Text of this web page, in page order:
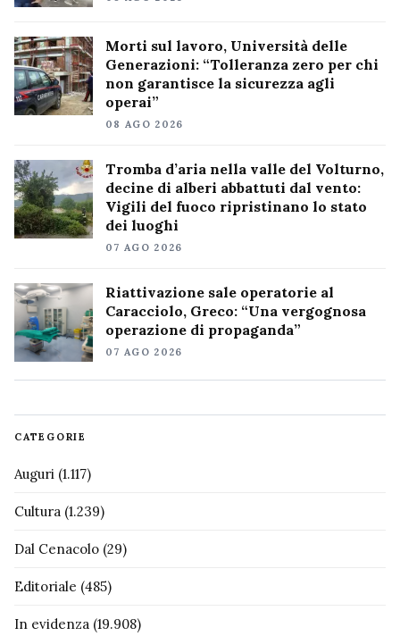
Morti sul lavoro, Università delle
Generazioni: “Tolleranza zero per chi
non garantisce la sicurezza agli
operai”
08 AGO 2026
Tromba d’aria nella valle del Volturno,
decine di alberi abbattuti dal vento:
Vigili del fuoco ripristinano lo stato
dei luoghi
07 AGO 2026
Riattivazione sale operatorie al
Caracciolo, Greco: “Una vergognosa
operazione di propaganda”
07 AGO 2026
CATEGORIE
Auguri (1.117)
Cultura (1.239)
Dal Cenacolo (29)
Editoriale (485)
In evidenza (19.908)